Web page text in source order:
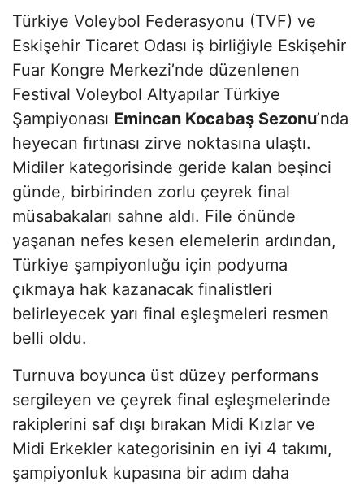
Türkiye Voleybol Federasyonu (TVF) ve
Eskişehir Ticaret Odası iş birliğiyle Eskişehir
Fuar Kongre Merkezi’nde düzenlenen
Festival Voleybol Altyapılar Türkiye
Şampiyonası Emincan Kocabaş Sezonu’nda
heyecan fırtınası zirve noktasına ulaştı.
Midiler kategorisinde geride kalan beşinci
günde, birbirinden zorlu çeyrek final
müsabakaları sahne aldı. File önünde
yaşanan nefes kesen elemelerin ardından,
Türkiye şampiyonluğu için podyuma
çıkmaya hak kazanacak finalistleri
belirleyecek yarı final eşleşmeleri resmen
belli oldu.
Turnuva boyunca üst düzey performans
sergileyen ve çeyrek final eşleşmelerinde
rakiplerini saf dışı bırakan Midi Kızlar ve
Midi Erkekler kategorisinin en iyi 4 takımı,
şampiyonluk kupasına bir adım daha